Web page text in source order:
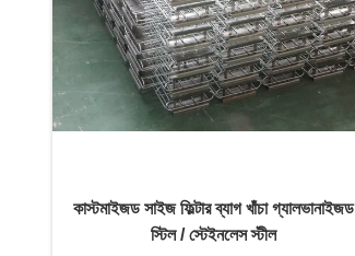
কাস্টমাইজড সাইজ ফিল্টার ব্যাগ খাঁচা গ্যালভানাইজড
স্টিল / স্টেইনলেস স্টীল